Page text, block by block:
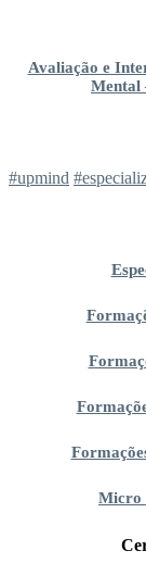
Avaliação e
Mental
#upmind
Micro